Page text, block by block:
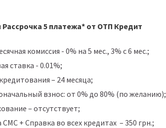
Рассрочка 5 платежа* от ОТП Кредит
комиссия - 0% на 5 мес., 3% с 6 мес.;
ставка - 0.01%;
– 24 месяца;
взнос: от 0% до 80% (по желанию);
– отсутствует;
СМС + Справка во всех кредитах – 350 грн.;